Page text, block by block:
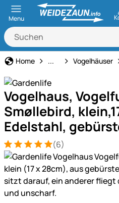
Menu
Home Garten &
... Vogelhäuser
Vogelhaus,
Smøllebird,
Edelstahl,
Bewertung: 5 von 5 (6
6 Bewertungen
(6)
Produktgalerie